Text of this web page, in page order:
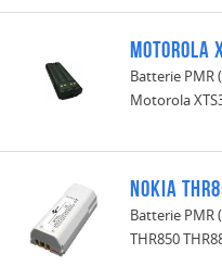
Motorola
Batterie PMR
Motorola
Nokia
Batterie PMR
THR850